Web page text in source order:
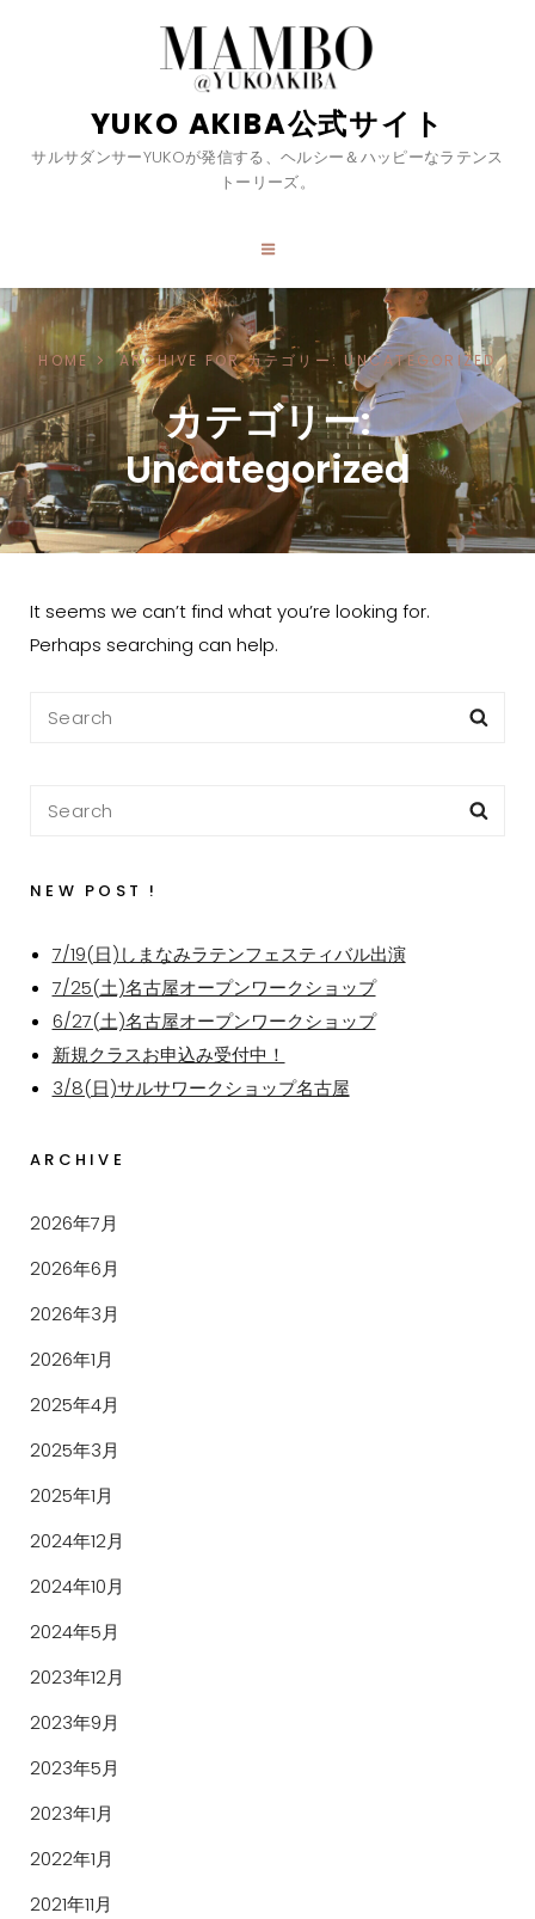
YUKO AKIBA公式サイト
サルサダンサーYUKOが発信する、ヘルシー＆ハッピーなラテンス
トーリーズ。
HOME ARCHIVE FORカテゴリー: UNCATEGORIZED
カテゴリー:
Uncategorized
It seems we can’t find what you’re looking for.
Perhaps searching can help.
NEW POST !
7/19(日)しまなみラテンフェスティバル出演
7/25(土)名古屋オープンワークショップ
6/27(土)名古屋オープンワークショップ
新規クラスお申込み受付中！
3/8(日)サルサワークショップ名古屋
ARCHIVE
2026年7月
2026年6月
2026年3月
2026年1月
2025年4月
2025年3月
2025年1月
2024年12月
2024年10月
2024年5月
2023年12月
2023年9月
2023年5月
2023年1月
2022年1月
2021年11月